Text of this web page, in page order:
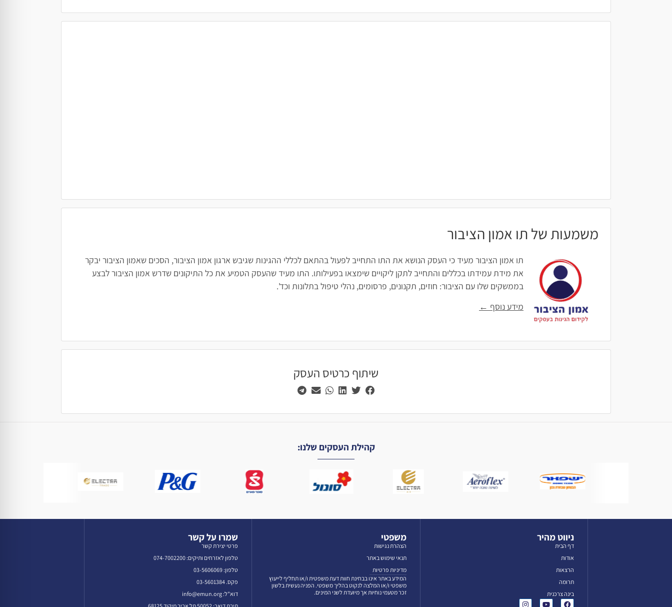
משמעות של תו אמון הציבור
תו אמון הציבור מעיד כי העסק הנושא את התו התחייב לפעול בהתאם לכללי ההגינות שגיבש ארגון אמון הציבור, הסכים שאמון הציבור יבקר
את מידת עמידתו בכללים והתחייב לתקן ליקויים שימצאו בפעילותו. התו מעיד שהעסק הטמיע את כל התיקונים שדרש אמון הציבור לבצע
בממשקים שלו עם הציבור: חוזים, תקנונים, פרסומים, נהלי טיפול בתלונות וכד'.
מידע נוסף ←
שיתוף כרטיס העסק
קהילת העסקים שלנו:
ניווט מהיר
דף הבית
אודות
הרצאות
תרומה
בינה צרכנית
משפטי
הצהרת נגישות
תנאי שימוש באתר
מדיניות פרטיות
המידע באתר אינו בבחינת חוות דעת משפטית ו/או תחליף לייעוץ
משפטי ו/או המלצה לנקוט בהליך משפטי. הפניה נעשית בלשון
זכר מטעמי נוחיות אך מיועדת לשני המינים.
שמרו על קשר
פרטי יצירת קשר
טלפון לאזרחים ותיקים: 074-7002200
טלפון: 03-5606069
פקס. 03-5601384
דוא"ל: info@emun.org